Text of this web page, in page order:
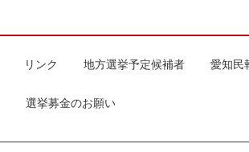
リンク 地方選挙予定候補者 愛知民
選挙募金のお願い